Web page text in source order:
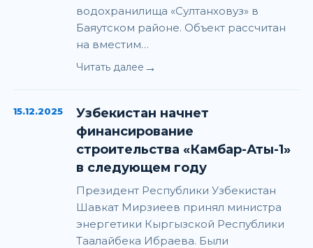
водохранилища «Султанховуз» в
Баяутском районе. Объект рассчитан
на вместим…
Читать далее →
15.12.2025
Узбекистан начнет
финансирование
строительства «Камбар-Аты-1»
в следующем году
Президент Республики Узбекистан
Шавкат Мирзиеев принял министра
энергетики Кыргызской Республики
Таалайбека Ибраева. Были